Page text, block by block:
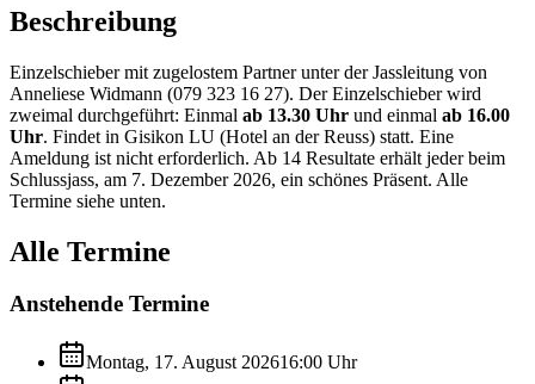
Beschreibung
Einzelschieber mit zugelostem Partner unter der Jassleitung von
Anneliese Widmann (079 323 16 27). Der Einzelschieber wird
zweimal durchgeführt: Einmal ab 13.30 Uhr und einmal ab 16.00
Uhr. Findet in Gisikon LU (Hotel an der Reuss) statt. Eine
Ameldung ist nicht erforderlich. Ab 14 Resultate erhält jeder beim
Schlussjass, am 7. Dezember 2026, ein schönes Präsent. Alle
Termine siehe unten.
Alle Termine
Anstehende Termine
Montag, 17. August 202616:00 Uhr